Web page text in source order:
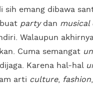
sih emang dibawa
partydan musical
Walaupun
Cuma semangat
Karena hal-hal
arti culture, fashion